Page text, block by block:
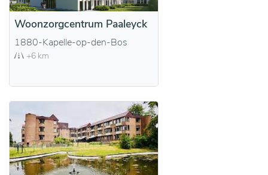
Woonzorgcentrum Paaleyck
1880-Kapelle-op-den-Bos
+6 km